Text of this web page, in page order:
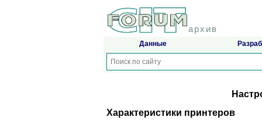
архив
Данные
Характеристики принтеров